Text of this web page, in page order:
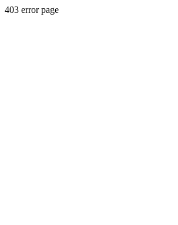
403 error page